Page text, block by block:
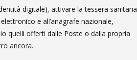
digitale), attivare la tessera sanitaria
e all’anagrafe nazionale,
quelli offerti dalle Poste o dalla propria
ancora.